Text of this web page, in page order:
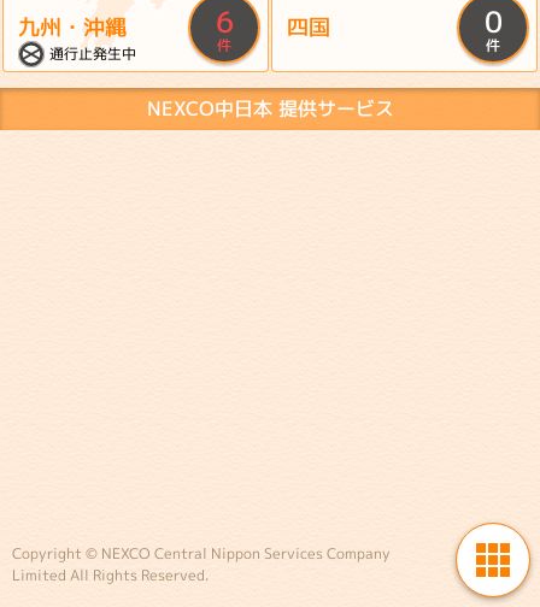
九州・沖縄 6
件
通行止発生中
四国 0
件
NEXCO中日本 提供サービス
Copyright © NEXCO Central Nippon Services Company
Limited All Rights Reserved.